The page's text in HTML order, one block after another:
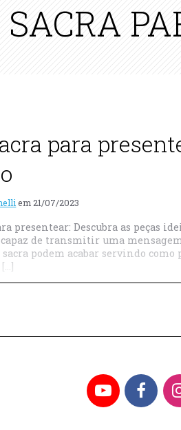
para
em 21/07/2023
presentear: Descubra as peças
de transmitir uma
podem acabar servindo